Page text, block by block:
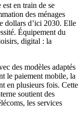
en train de se
des ménages
dollars d’ici 2030. Elle
Équipement du
digital : la
des modèles adaptés
le paiement mobile, la
en plusieurs fois. Cette
soutient des
les services